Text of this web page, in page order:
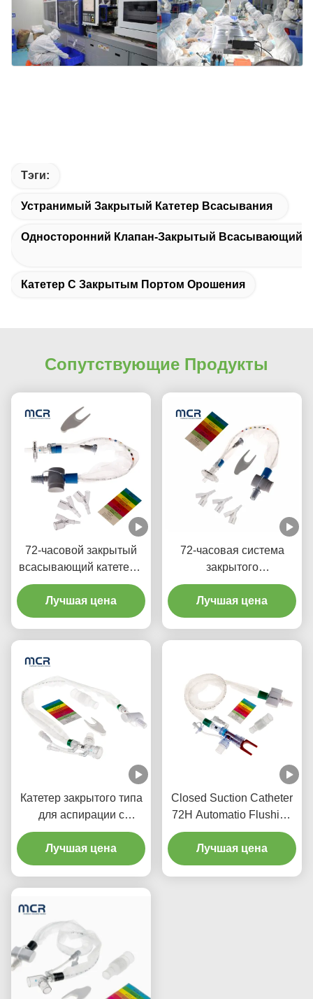
Тэги:
Устранимый Закрытый Катетер Всасывания
Односторонний Клапан-Закрытый Всасывающий
Катетер С Закрытым Портом Орошения
Сопутствующие Продукты
72-часовой закрытый
всасывающий катетер с
портом MDI и клапаном
управления вакуумом
Лучшая цена
72-часовая система
закрытого
аспирационного
катетера с
автоматическим
однократного
использования
Лучшая цена
Катетер закрытого типа
для аспирации с
автоматическим
промыванием в течение
72 часов, с одним
механической
вентиляции легких в
ОРИТ
Лучшая цена
Closed Suction Catheter
72H Automatio Flushing
& Doubel Swivel Elbow
Лучшая цена